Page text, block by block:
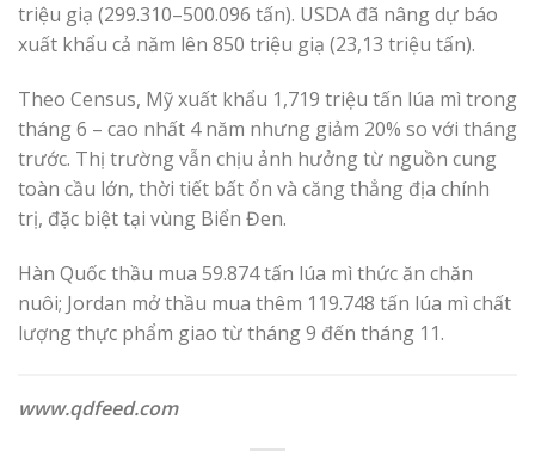
triệu giạ (299.310–500.096 tấn). USDA đã nâng dự báo
xuất khẩu cả năm lên 850 triệu giạ (23,13 triệu tấn).
Theo Census, Mỹ xuất khẩu 1,719 triệu tấn lúa mì trong
tháng 6 – cao nhất 4 năm nhưng giảm 20% so với tháng
trước. Thị trường vẫn chịu ảnh hưởng từ nguồn cung
toàn cầu lớn, thời tiết bất ổn và căng thẳng địa chính
trị, đặc biệt tại vùng Biển Đen.
Hàn Quốc thầu mua 59.874 tấn lúa mì thức ăn chăn
nuôi; Jordan mở thầu mua thêm 119.748 tấn lúa mì chất
lượng thực phẩm giao từ tháng 9 đến tháng 11.
www.qdfeed.com